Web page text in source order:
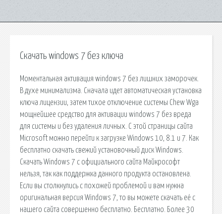
Скачать windows 7 без ключа
Моментальная активация windows 7 без лишних заморочек.
В духе минимализма. Сначала идет автоматическая установка
ключа лицензии, затем тихое отключение системы Chew Wga
мощнейшее средство для активации windows 7 без вреда
для системы и без удаления личных. С этой страницы сайта
Microsoft можно перейти к загрузке Windows 10, 8.1 и 7. Как
бесплатно скачать свежий установочный диск Windows.
Скачать Windows 7 с официального сайта Майкрософт
нельзя, так как поддержка данного продукта остановлена.
Если вы столкнулись с похожей проблемой и вам нужна
оригинальная версия Windows 7, то вы можете скачать её с
нашего сайта совершенно бесплатно. Бесплатно. Более 30